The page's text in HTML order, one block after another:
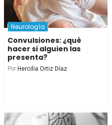
Neurología
Convulsiones: ¿qué
hacer si alguien las
presenta?
Por Hercilia Ortiz Díaz